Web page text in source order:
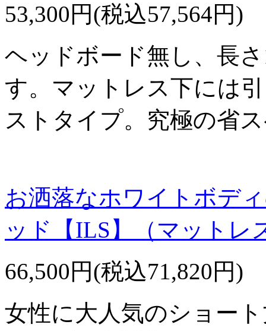
53,300円(税込57,564円)
ヘッドボード無し、長
す。マットレス下には
ストタイプ。究極の省
お洒落なホワイトボデ
ッド【ILS】（マットレ
66,500円(税込71,820円)
女性に大人気のショー